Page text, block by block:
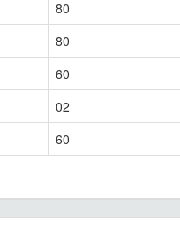
80
80
60
02
60